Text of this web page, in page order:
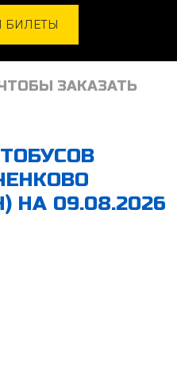
ЗАКАЗАТЬ
НА 09.08.2026